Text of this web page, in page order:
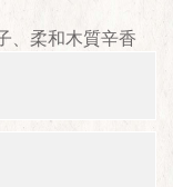
、柔和木質辛香